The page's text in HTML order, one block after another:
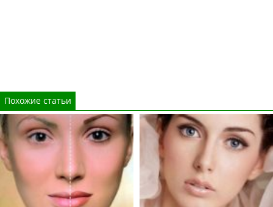
Похожие статьи